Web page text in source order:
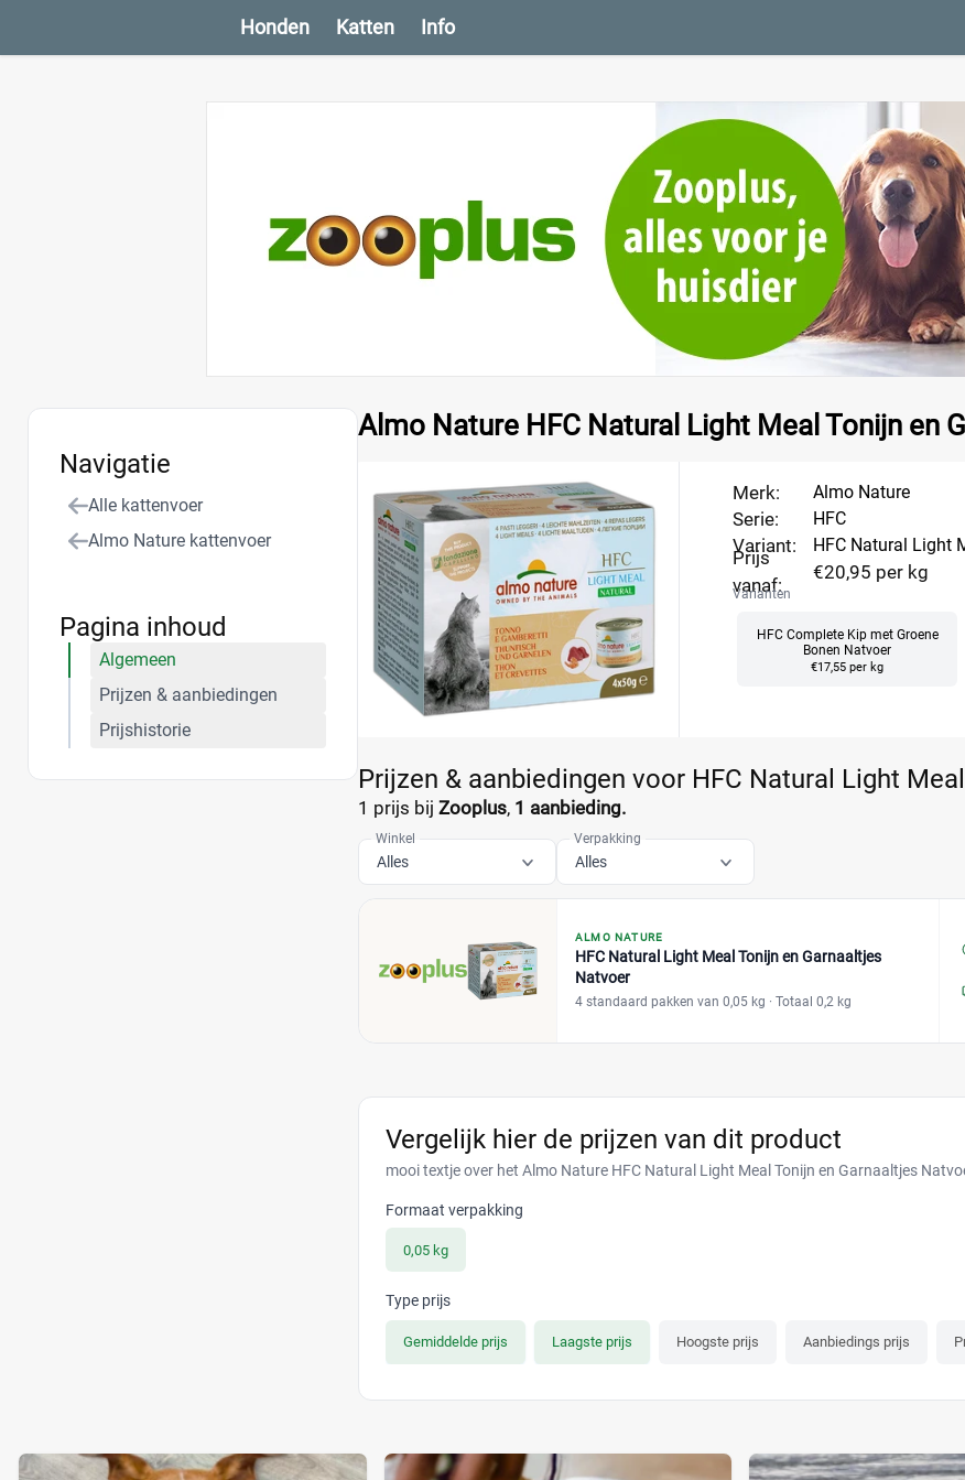
Honden Katten Info
Almo Nature HFC Natural Light Meal Tonijn en
Merk:
Serie:
Variant:
Prijs
vanaf:
Almo Nature
HFC
HFC Natural Light
€20,95 per kg
Varianten
HFC Complete Kip met Groene
Bonen Natvoer
€17,55 per kg
Prijzen & aanbiedingen voor HFC Natural Light
1 prijs bij Zooplus, 1 aanbieding.
Winkel
Alles
Verpakking
Alles
ALMO NATURE
HFC Natural Light Meal Tonijn en Garnaaltjes
Natvoer
4 standaard pakken van 0,05 kg · Totaal 0,2 kg
Vergelijk hier de prijzen van dit product
mooi textje over het Almo Nature HFC Natural Light Meal Tonijn en Garnaaltjes
Formaat verpakking
0,05 kg
Type prijs
Gemiddelde prijs Laagste prijs Hoogste prijs Aanbiedings prijs
Navigatie
Alle kattenvoer
Almo Nature kattenvoer
Pagina inhoud
Algemeen
Prijzen & aanbiedingen
Prijshistorie